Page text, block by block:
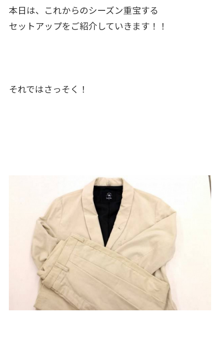
本日は、これからのシーズン重宝する
セットアップをご紹介していきます！！
それではさっそく！